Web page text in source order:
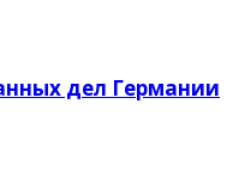
дел Германии